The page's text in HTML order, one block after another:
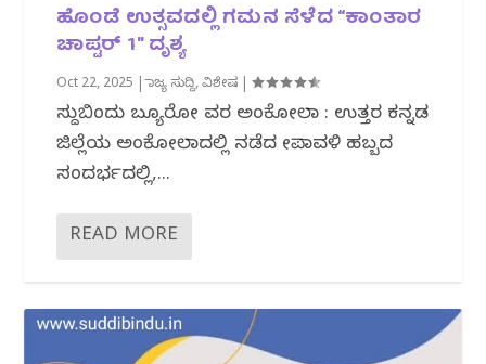
ಹೊಂಡೆ ಉತ್ಸವದಲ್ಲಿ ಗಮನ ಸೆಳೆದ “ಕಾಂತಾರ
ಚಾಪ್ಟರ್ 1″ ದೃಶ್ಯ
Oct 22, 2025 |ರಾಜ್ಯ ಸುದ್ದಿ,ವಿಶೇಷ |
ಸುದ್ದಿಬಿಂದು ಬ್ಯೂರೋ ವರದಿ ಅಂಕೋಲಾ : ಉತ್ತರ ಕನ್ನಡ
ಜಿಲ್ಲೆಯ ಅಂಕೋಲಾದಲ್ಲಿ ನಡೆದ ದೀಪಾವಳಿ ಹಬ್ಬದ
ಸಂದರ್ಭದಲ್ಲಿ,...
READ MORE